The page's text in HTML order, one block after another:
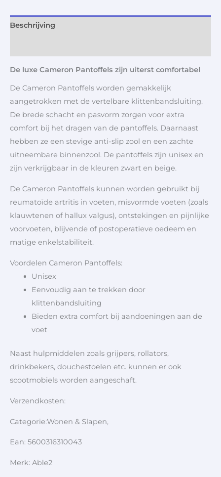
Beschrijving
De luxe Cameron Pantoffels zijn uiterst comfortabel
De Cameron Pantoffels worden gemakkelijk
aangetrokken met de vertelbare klittenbandsluiting.
De brede schacht en pasvorm zorgen voor extra
comfort bij het dragen van de pantoffels. Daarnaast
hebben ze een stevige anti-slip zool en een zachte
uitneembare binnenzool. De pantoffels zijn unisex en
zijn verkrijgbaar in de kleuren zwart en beige.
De Cameron Pantoffels kunnen worden gebruikt bij
reumatoïde artritis in voeten, misvormde voeten (zoals
klauwtenen of hallux valgus), ontstekingen en pijnlijke
voorvoeten, blijvende of postoperatieve oedeem en
matige enkelstabiliteit.
Voordelen Cameron Pantoffels:
Unisex
Eenvoudig aan te trekken door
klittenbandsluiting
Bieden extra comfort bij aandoeningen aan de
voet
Naast hulpmiddelen zoals grijpers, rollators,
drinkbekers, douchestoelen etc. kunnen er ook
scootmobiels worden aangeschaft.
Verzendkosten:
Categorie:Wonen & Slapen,
Ean: 5600316310043
Merk: Able2